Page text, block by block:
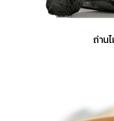
ถ่าน